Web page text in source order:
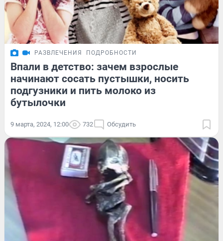
РАЗВЛЕЧЕНИЯ ПОДРОБНОСТИ
Впали в детство: зачем взрослые
начинают сосать пустышки, носить
подгузники и пить молоко из
бутылочки
9 марта, 2024, 12:00 732 Обсудить